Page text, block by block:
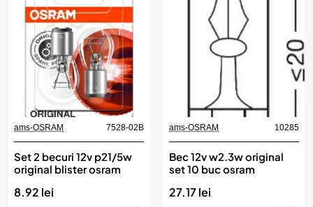
ams-OSRAM 7528-02B
Set 2 becuri 12v p21/5w
original blister osram
8.92 lei
ams-OSRAM 10285
Bec 12v w2.3w original
set 10 buc osram
27.17 lei